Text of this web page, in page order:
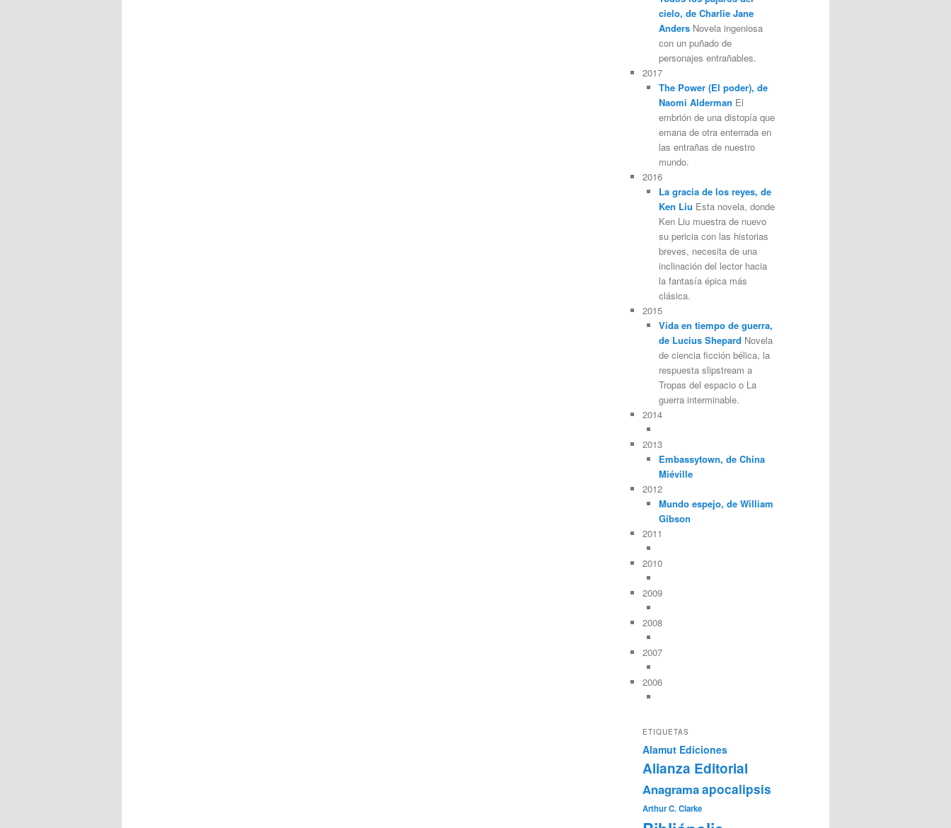
cielo, de Charlie Jane
AndersNovela ingeniosa
con un puñado de
personajes entrañables.
2017
The Power (El poder), de
Naomi Alderman El
embrión de una distopía que
emana de otra enterrada en
las entrañas de nuestro
mundo.
2016
La gracia de los reyes, de
Ken Liu Esta novela, donde
Ken Liu muestra de nuevo
su pericia con las historias
breves, necesita de una
inclinación del lector hacia
la fantasía épica más
clásica.
2015
Vida en tiempo de guerra,
de Lucius Shepard Novela
de ciencia ficción bélica, la
respuesta slipstream a
Tropas del espacio o La
guerra interminable.
2014
2013
Embassytown, de China
Miéville
2012
Mundo espejo, de William
Gibson
2011
2010
2009
2008
2007
2006
ETIQUETAS
Alamut Ediciones
Alianza Editorial
Anagramaapocalipsis
Arthur C. Clarke